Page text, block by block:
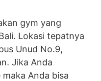
gym yang
Lokasi tepatnya
Unud No.9,
Jika Anda
Anda bisa